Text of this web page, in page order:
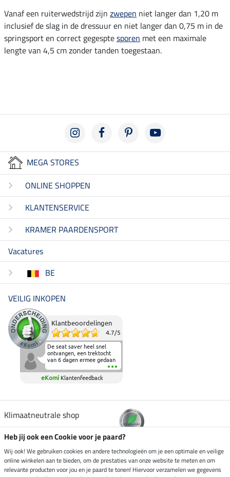
Vanaf een ruiterwedstrijd zijn zwepen niet langer dan 1,20 m
inclusief de slag in de dressuur en niet langer dan 0,75 m in de
springsport en correct gegesptesporen met een maximale
lengte van 4,5 cm zonder tanden toegestaan.
MEGA STORES
ONLINE SHOPPEN
KLANTENSERVICE
KRAMER PAARDENSPORT
Vacatures
BE
VEILIG INKOPEN
Klantbeoordelingen
4.7/5
De seat saver heel snel
ontvangen, een trektocht
van 6 dagen ermee gedaan
en deze heeft de beproeving
fantastisch doorstaan.
Heerlijk zacht om op te
elkaar in het zadel.
eKomi Klantenfeedback
Klimaatneutrale shop
Verzending per
Heb jij ook een Cookie voor je paard?
Wij ook! We gebruiken cookies en andere technologieën om je een optimale en veilige
online winkelen aan te bieden, om de prestaties van onze website te meten en om
relevante producten voor jou en je paard te tonen! Hiervoor verzamelen we gegevens